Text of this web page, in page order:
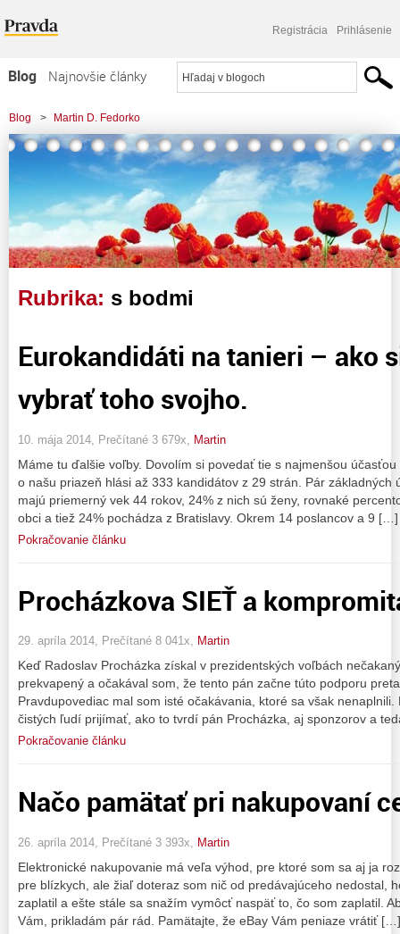
Registrácia Prihlásenie
Blog
Najnovšie články
Najčítanejšie články
Najkomentovanejšie články
Komerčné blogy
Blog > Martin D. Fedorko
Rubrika: s bodmi
Eurokandidáti na tanieri – ako
vybrať toho svojho.
10. mája 2014, Prečítané 3 679x, Martin
Máme tu ďalšie voľby. Dovolím si povedať tie s najmenšou
o našu priazeň hlási až 333 kandidátov z 29 strán. Pár základných
majú priemerný vek 44 rokov, 24% z nich sú ženy, rovnaké
obci a tiež 24% pochádza z Bratislavy. Okrem 14 poslancov a 9 […]
Pokračovanie článku
Procházkova SIEŤ a
29. apríla 2014, Prečítané 8 041x, Martin
Keď Radoslav Procházka získal v prezidentských voľbách
prekvapený a očakával som, že tento pán začne túto podporu
Pravdupovediac mal som isté očakávania, ktoré sa však
čistých ľudí prijímať, ako to tvrdí pán Procházka, aj sponzorov a
Pokračovanie článku
Načo pamätať pri nakupovaní
26. apríla 2014, Prečítané 3 393x, Martin
Elektronické nakupovanie má veľa výhod, pre ktoré som sa aj ja
pre blízkych, ale žiaľ doteraz som nič od predávajúceho nedostal,
zaplatil a ešte stále sa snažím vymôcť naspäť to, čo som zaplatil.
Vám, prikladám pár rád. Pamätajte, že eBay Vám peniaze vrátiť […]